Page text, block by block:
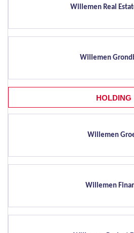
Willemen Real
Willemen
HOLDING
Willemen
Willemen